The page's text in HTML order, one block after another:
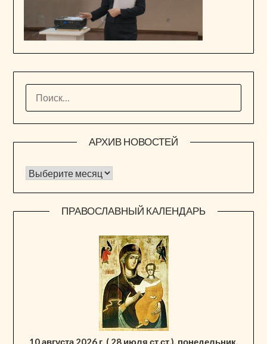
АРХИВ НОВОСТЕЙ
Архив новостей
ПРАВОСЛАВНЫЙ КАЛЕНДАРЬ
10 августа 2026 г. ( 28 июля ст.ст.), понедельник.